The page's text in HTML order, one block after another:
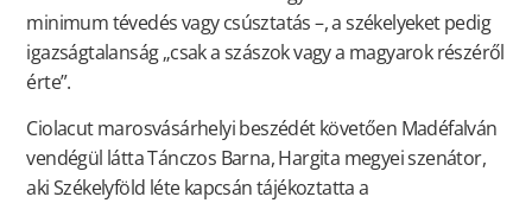
minimum tévedés vagy csúsztatás –, a székelyeket pedig
igazságtalanság „csak a szászok vagy a magyarok részéről
érte”.
Ciolacut marosvásárhelyi beszédét követően Madéfalván
vendégül látta Tánczos Barna, Hargita megyei szenátor,
aki Székelyföld léte kapcsán tájékoztatta a